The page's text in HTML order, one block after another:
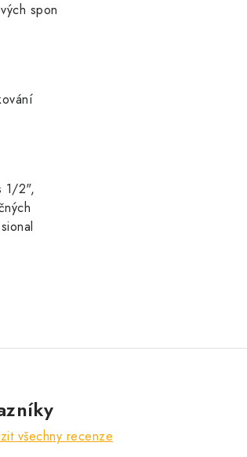
spon
1/2",
všechny recenze